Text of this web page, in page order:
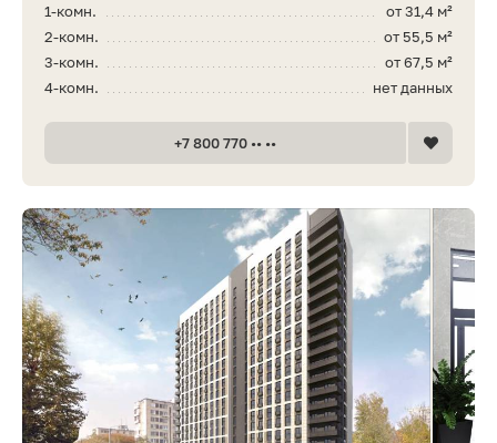
от 31,4 м²
1-комн.
от 55,5 м²
2-комн.
от 67,5 м²
3-комн.
нет данных
4-комн.
+7 800 770 •• ••